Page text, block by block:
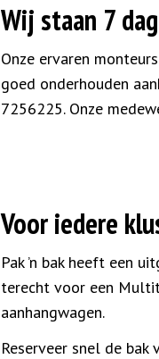
Wij staan 7
Onze ervaren
goed onderhouden
7256225. Onze
Voor iedere
Pak ’n bak heeft een
terecht voor een
aanhangwagen.
Reserveer snel de bak